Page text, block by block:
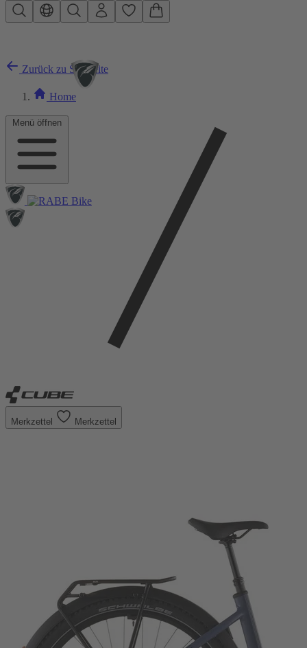
Zum Hauptinhalt springen
Menü öffnen
Zurück zu Startseite
Home
Merkzettel Merkzettel